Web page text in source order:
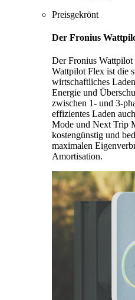
Preisgekrönt
Der Fronius
Der Fronius
Wattpilot Flex ist die
wirtschaftliches
Energie und
zwischen 1- und 3-
effizientes Laden
Mode und Next Trip
kostengünstig und
maximalen
Amortisation.